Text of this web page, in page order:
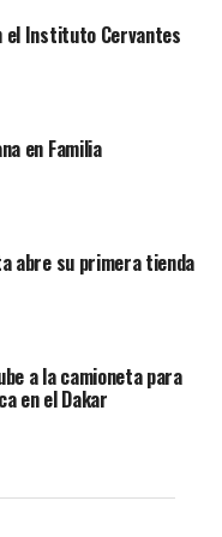
que llegaron a
de Fulgencio
en una fórmula
habla perfecto
esfuerzo que
latinos, un
decisivo en los
Bill Hagerty,
según el
en los últimos
el Instituto Cervantes
en Familia
abre su primera tienda
a la camioneta para
en el Dakar